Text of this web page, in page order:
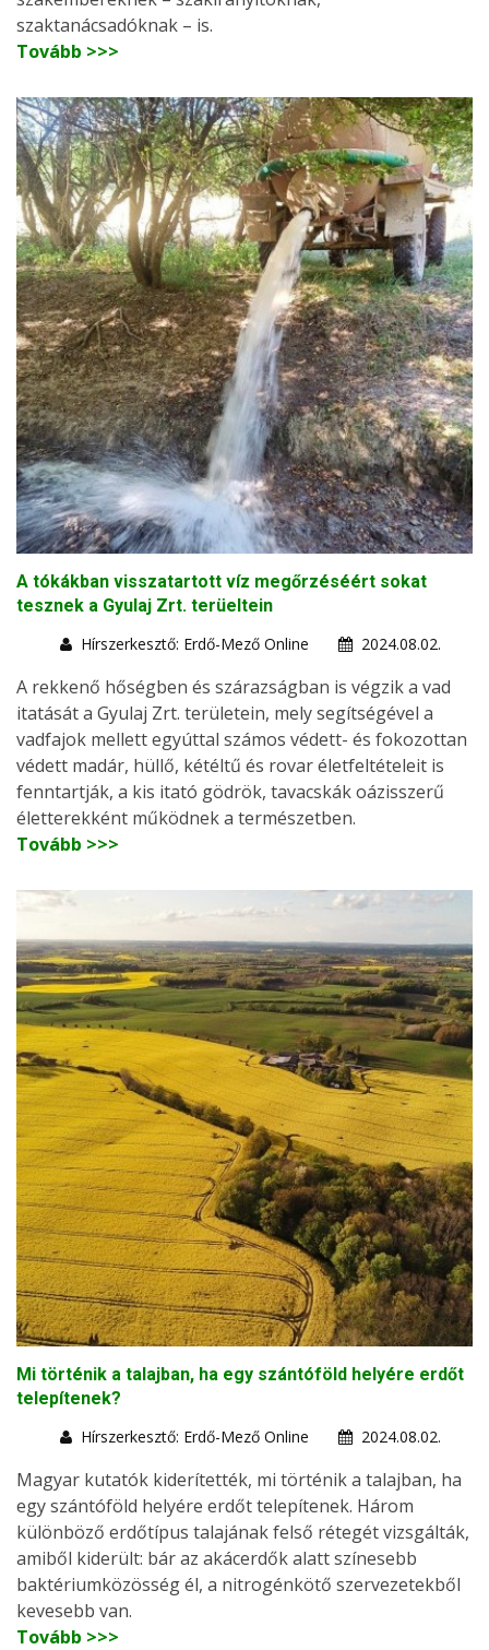
szaktanácsadóknak – is.
Tovább >>>
A tókákban visszatartott víz megőrzéséért sokat
tesznek a Gyulaj Zrt. terüeltein
Hírszerkesztő: Erdő-Mező Online
2024.08.02.
A rekkenő hőségben és szárazságban is végzik a vad
itatását a Gyulaj Zrt. területein, mely segítségével a
vadfajok mellett egyúttal számos védett- és fokozottan
védett madár, hüllő, kétéltű és rovar életfeltételeit is
fenntartják, a kis itató gödrök, tavacskák oázisszerű
életterekként működnek a természetben.
Tovább >>>
Mi történik a talajban, ha egy szántóföld helyére erdőt
telepítenek?
Hírszerkesztő: Erdő-Mező Online
2024.08.02.
Magyar kutatók kiderítették, mi történik a talajban, ha
egy szántóföld helyére erdőt telepítenek. Három
különböző erdőtípus talajának felső rétegét vizsgálták,
amiből kiderült: bár az akácerdők alatt színesebb
baktériumközösség él, a nitrogénkötő szervezetekből
kevesebb van.
Tovább >>>